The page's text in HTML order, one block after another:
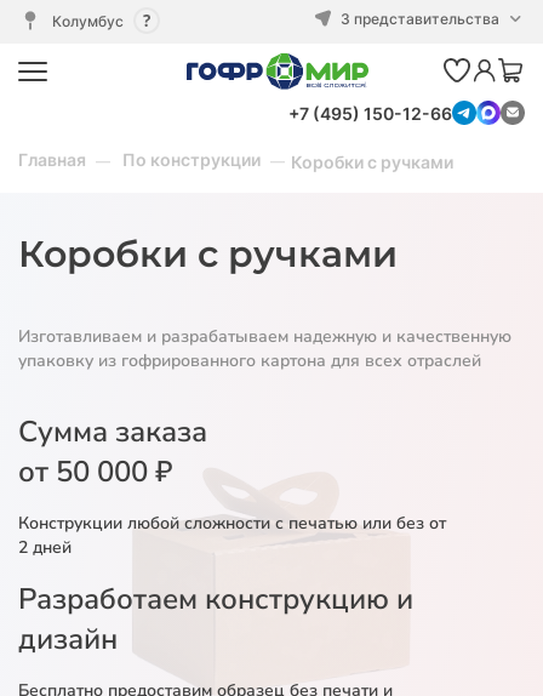
Колумбус 3 представительства
+7 (495) 150-12-66
Главная По конструкции Коробки с ручками
Коробки с ручками
Изготавливаем и разрабатываем надежную и качественную
упаковку из гофрированного картона для всех отраслей
Сумма заказа
от 50 000 ₽
Конструкции любой сложности с печатью или без от
2 дней
Разработаем конструкцию и
дизайн
Бесплатно предоставим образец без печати и